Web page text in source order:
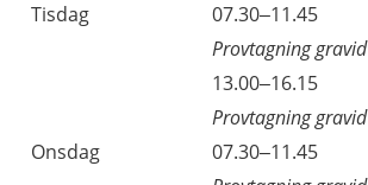
Tisdag
07.30–11.45
Provtagning gravid
13.00–16.15
Provtagning gravid
Onsdag
07.30–11.45